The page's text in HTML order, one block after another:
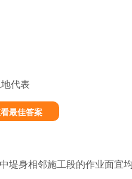
代表
最佳答案
堤身相邻施工段的作业面宜